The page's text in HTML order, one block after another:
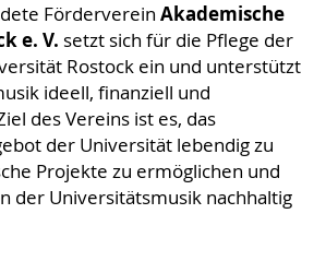
Förderverein Akademische
e. V. setzt sich für die Pflege der
Rostock ein und unterstützt
ideell, finanziell und
des Vereins ist es, das
der Universität lebendig zu
Projekte zu ermöglichen und
der Universitätsmusik nachhaltig